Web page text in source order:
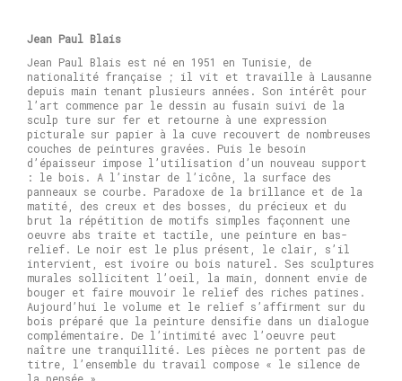
Jean Paul Blais
Jean Paul Blais est né en 1951 en Tunisie, de
nationalité française ; il vit et travaille à Lausanne
depuis main tenant plusieurs années. Son intérêt pour
l’art commence par le dessin au fusain suivi de la
sculp ture sur fer et retourne à une expression
picturale sur papier à la cuve recouvert de nombreuses
couches de peintures gravées. Puis le besoin
d’épaisseur impose l’utilisation d’un nouveau support
: le bois. A l’instar de l’icône, la surface des
panneaux se courbe. Paradoxe de la brillance et de la
matité, des creux et des bosses, du précieux et du
brut la répétition de motifs simples façonnent une
oeuvre abs traite et tactile, une peinture en bas-
relief. Le noir est le plus présent, le clair, s’il
intervient, est ivoire ou bois naturel. Ses sculptures
murales sollicitent l’oeil, la main, donnent envie de
bouger et faire mouvoir le relief des riches patines.
Aujourd’hui le volume et le relief s’affirment sur du
bois préparé que la peinture densifie dans un dialogue
complémentaire. De l’intimité avec l’oeuvre peut
naître une tranquillité. Les pièces ne portent pas de
titre, l’ensemble du travail compose « le silence de